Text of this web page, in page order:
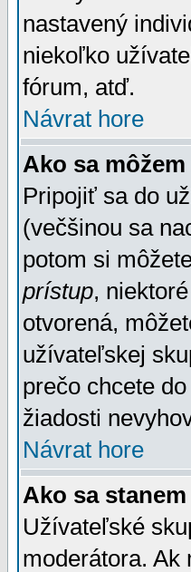
nastavený
niekoľko
fórum, atď.
Návrat hore
Ako sa
Pripojiť sa do
(večšinou sa
potom si
prístup,
otvorená,
užívateľskej
prečo chcete
žiadosti
Návrat hore
Ako sa
Užívateľské
moderátora. Ak